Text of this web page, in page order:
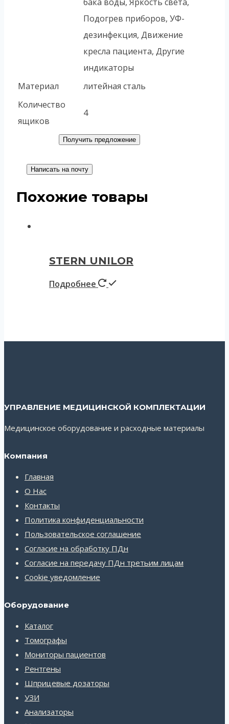
Подогрев приборов, УФ-
дезинфекция, Движение
кресла пациента, Другие
индикаторы
Материал
литейная сталь
Количество
ящиков
4
Получить предложение
Написать на почту
Похожие товары
STERN UNILOR
Подробнее
УПРАВЛЕНИЕ МЕДИЦИНСКОЙ КОМПЛЕКТАЦИИ
Медицинское оборудование и расходные материалы
Компания
Главная
О Нас
Контакты
Политика конфиденциальности
Пользовательское соглашение
Согласие на обработку ПДн
Согласие на передачу ПДн третьим лицам
Cookie уведомление
Оборудование
Каталог
Томографы
Мониторы пациентов
Рентгены
Шприцевые дозаторы
УЗИ
Анализаторы